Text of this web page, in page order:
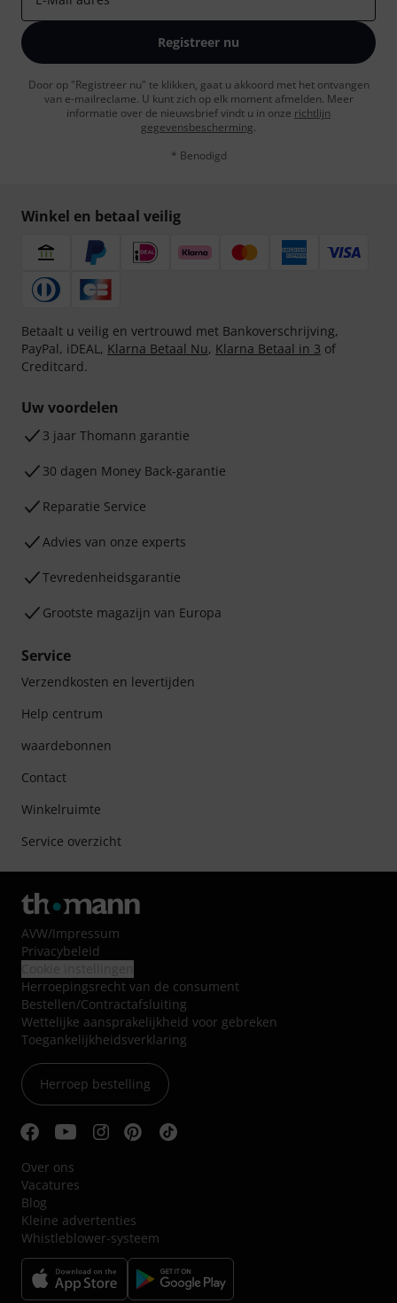
Registreer nu
Door op "Registreer nu" te klikken, gaat u akkoord met het ontvangen
van e-mailreclame. U kunt zich op elk moment afmelden. Meer
informatie over de nieuwsbrief vindt u in onze richtlijn
gegevensbescherming.
* Benodigd
Winkel en betaal veilig
Betaalt u veilig en vertrouwd met Bankoverschrijving,
PayPal, iDEAL, Klarna Betaal Nu, Klarna Betaal in 3 of
Creditcard.
Uw voordelen
3 jaar Thomann garantie
30 dagen Money Back-garantie
Reparatie Service
Advies van onze experts
Tevredenheidsgarantie
Grootste magazijn van Europa
Service
Verzendkosten en levertijden
Help centrum
waardebonnen
Contact
Winkelruimte
Service overzicht
AVW/Impressum
Privacybeleid
Herroepingsrecht van de consument
Bestellen/Contractafsluiting
Wettelijke aansprakelijkheid voor gebreken
Toegankelijkheidsverklaring
Herroep bestelling
Over ons
Vacatures
Blog
Kleine advertenties
Whistleblower-systeem